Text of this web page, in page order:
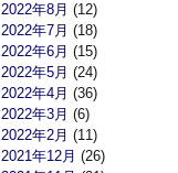
2022年8月 (12)
2022年7月 (18)
2022年6月 (15)
2022年5月 (24)
2022年4月 (36)
2022年3月 (6)
2022年2月 (11)
2021年12月 (26)